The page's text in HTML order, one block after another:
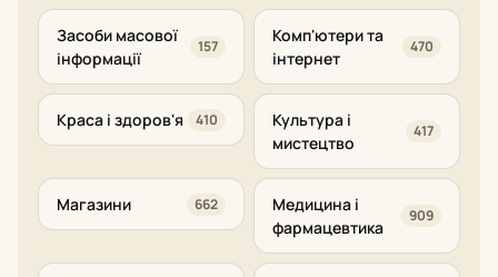
Засоби масової
інформації
157
Комп'ютери та
інтернет
470
Краса і здоров'я 410
Культура і
мистецтво
417
Магазини 662
Медицина і
фармацевтика
909